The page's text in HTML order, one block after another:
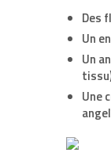
Des
Un
Un
Une